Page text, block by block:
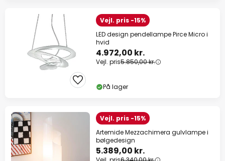
Vejl. pris -15%
LED design pendellampe Pirce Micro i
hvid
4.972,00 kr.
Vejl. pris5.850,00 kr.
På lager
Vejl. pris -15%
Artemide Mezzachimera gulvlampe i
bølgedesign
5.389,00 kr.